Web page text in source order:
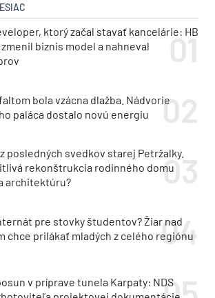
ktorý začal stavať kancelárie: HB
biznis model a nahneval
bola vzácna dlažba. Nádvorie
paláca dostalo novú energiu
posledných svedkov starej Petržalky.
rekonštrukcia rodinného domu
architektúru?
pre stovky študentov? Žiar nad
chce prilákať mladých z celého regiónu
v príprave tunela Karpaty: NDS